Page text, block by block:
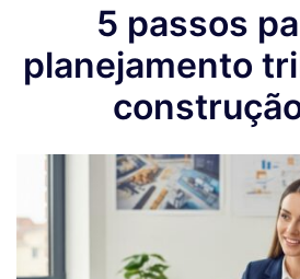
5 passos
planejamento